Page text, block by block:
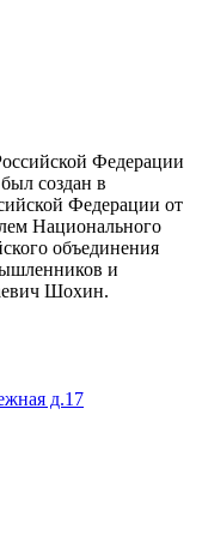
Федерации
создан в
Федерации от
Национального
объединения
и
Шохин.
д.17